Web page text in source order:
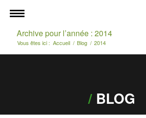
Archive pour l’année : 2014
Vous êtes ici : Accueil / Blog / 2014
/ BLOG